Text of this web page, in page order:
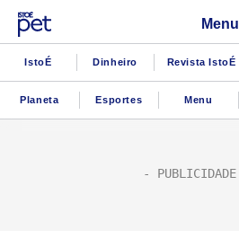
Menu
IstoÉ Dinheiro Revista IstoÉ
Planeta Esportes Menu